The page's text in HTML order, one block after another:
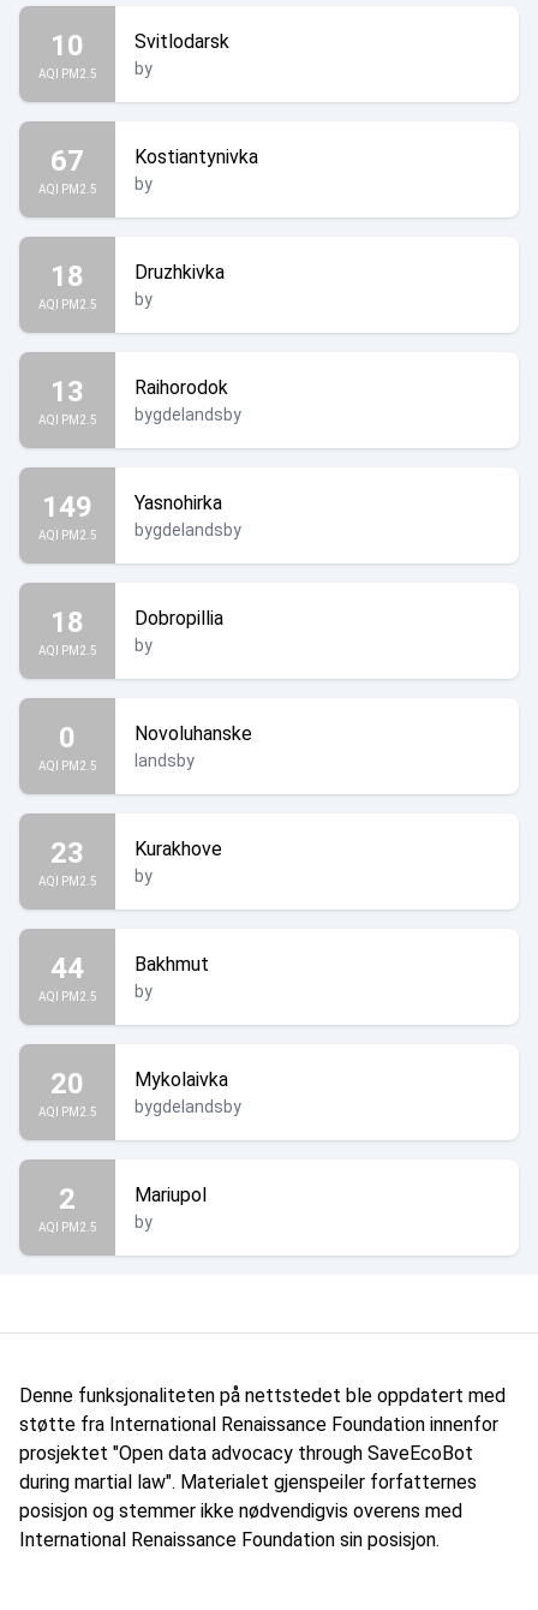
10
AQI PM2.5
Svitlodarsk
by
67
AQI PM2.5
Kostiantynivka
by
18
AQI PM2.5
Druzhkivka
by
13
AQI PM2.5
Raihorodok
bygdelandsby
149
AQI PM2.5
Yasnohirka
bygdelandsby
18
AQI PM2.5
Dobropillia
by
0
AQI PM2.5
Novoluhanske
landsby
23
AQI PM2.5
Kurakhove
by
44
AQI PM2.5
Bakhmut
by
20
AQI PM2.5
Mykolaivka
bygdelandsby
2
AQI PM2.5
Mariupol
by
Denne funksjonaliteten på nettstedet ble oppdatert med
støtte fra International Renaissance Foundation innenfor
prosjektet "Open data advocacy through SaveEcoBot
during martial law". Materialet gjenspeiler forfatternes
posisjon og stemmer ikke nødvendigvis overens med
International Renaissance Foundation sin posisjon.